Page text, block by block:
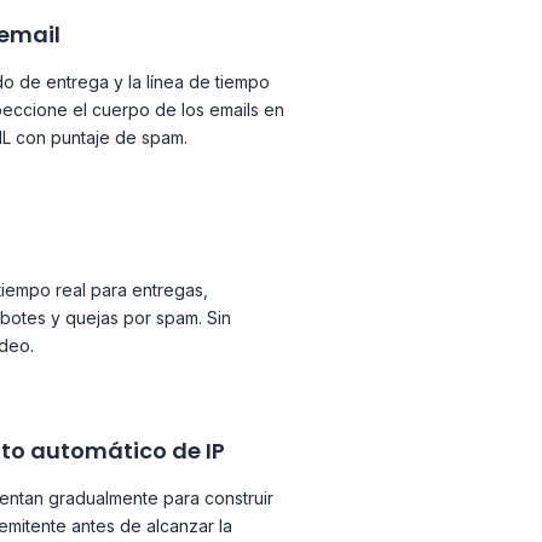
de entrega y la línea de tiempo
el cuerpo de los emails en
con puntaje de spam.
real para entregas,
y quejas por spam. Sin
automático de IP
gradualmente para construir
antes de alcanzar la